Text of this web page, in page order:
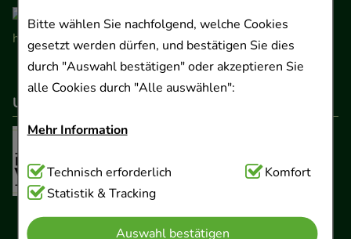
Bitte wählen Sie nachfolgend, welche Cookies
gesetzt werden dürfen, und bestätigen Sie dies
durch "Auswahl bestätigen" oder akzeptieren Sie
alle Cookies durch "Alle auswählen":
Mehr Information
Technisch Notwendig:Hierbei handelt es sich um
Cookies, die für die Grundfunktionen unserer
Website notwendig sind (z.B. Navigation,
Technisch erforderlich
Komfort
Statistik & Tracking
Auswahl bestätigen
Unser Netzwerk